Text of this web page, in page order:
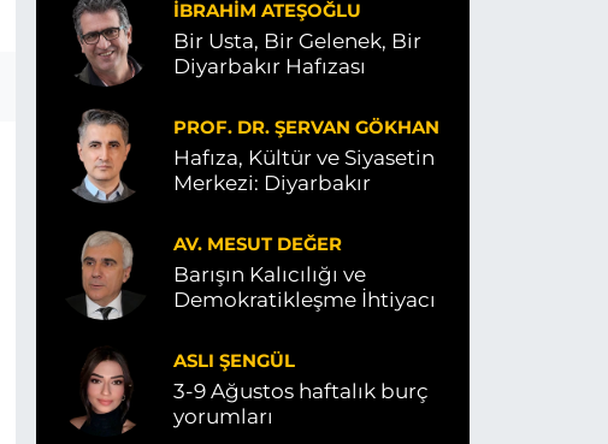
İBRAHIM ATEŞOĞLU
Bir Usta, Bir Gelenek, Bir
Diyarbakır Hafızası
PROF. DR. ŞERVAN GÖKHAN
Hafıza, Kültür ve Siyasetin
Merkezi: Diyarbakır
AV. MESUT DEĞER
Barışın Kalıcılığı ve
Demokratikleşme İhtiyacı
ASLI ŞENGÜL
3-9 Ağustos haftalık burç
yorumları